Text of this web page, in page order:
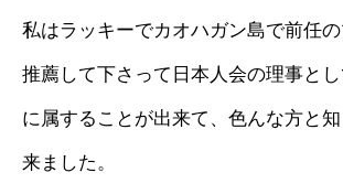
私はラッキーでカオハガン島で前任
推薦して下さって日本人会の理事と
に属することが出来て、色んな方と
来ました。